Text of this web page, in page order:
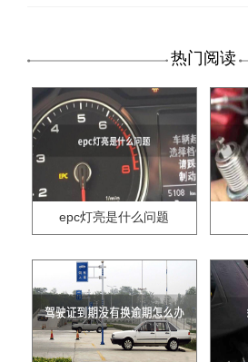
热门阅读
epc灯亮是什么问题